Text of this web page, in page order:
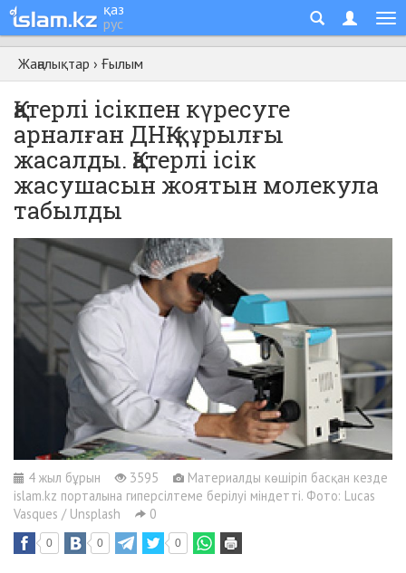
қаз
рус
Жаңалықтар › Ғылым
Қатерлі ісікпен күресуге
арналған ДНҚ-құрылғы
жасалды. Қатерлі ісік
жасушасын жоятын молекула
табылды
4 жыл бұрын 3595
Материалды көшіріп басқан кезде
islam.kz порталына гиперсілтеме берілуі міндетті. Фото: Lucas
Vasques / Unsplash
0
0 0 0